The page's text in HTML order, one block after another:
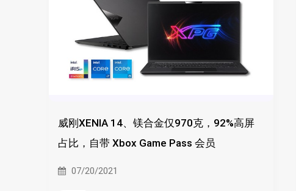
威刚XENIA 14、镁合金仅970克，92%高屏
占比，自带 Xbox Game Pass 会员
07/20/2021